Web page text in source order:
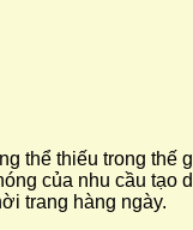
thể thiếu trong thế
của nhu cầu
trang hàng ngày.